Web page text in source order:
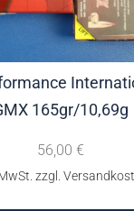
165gr/10,69g
56,00 €